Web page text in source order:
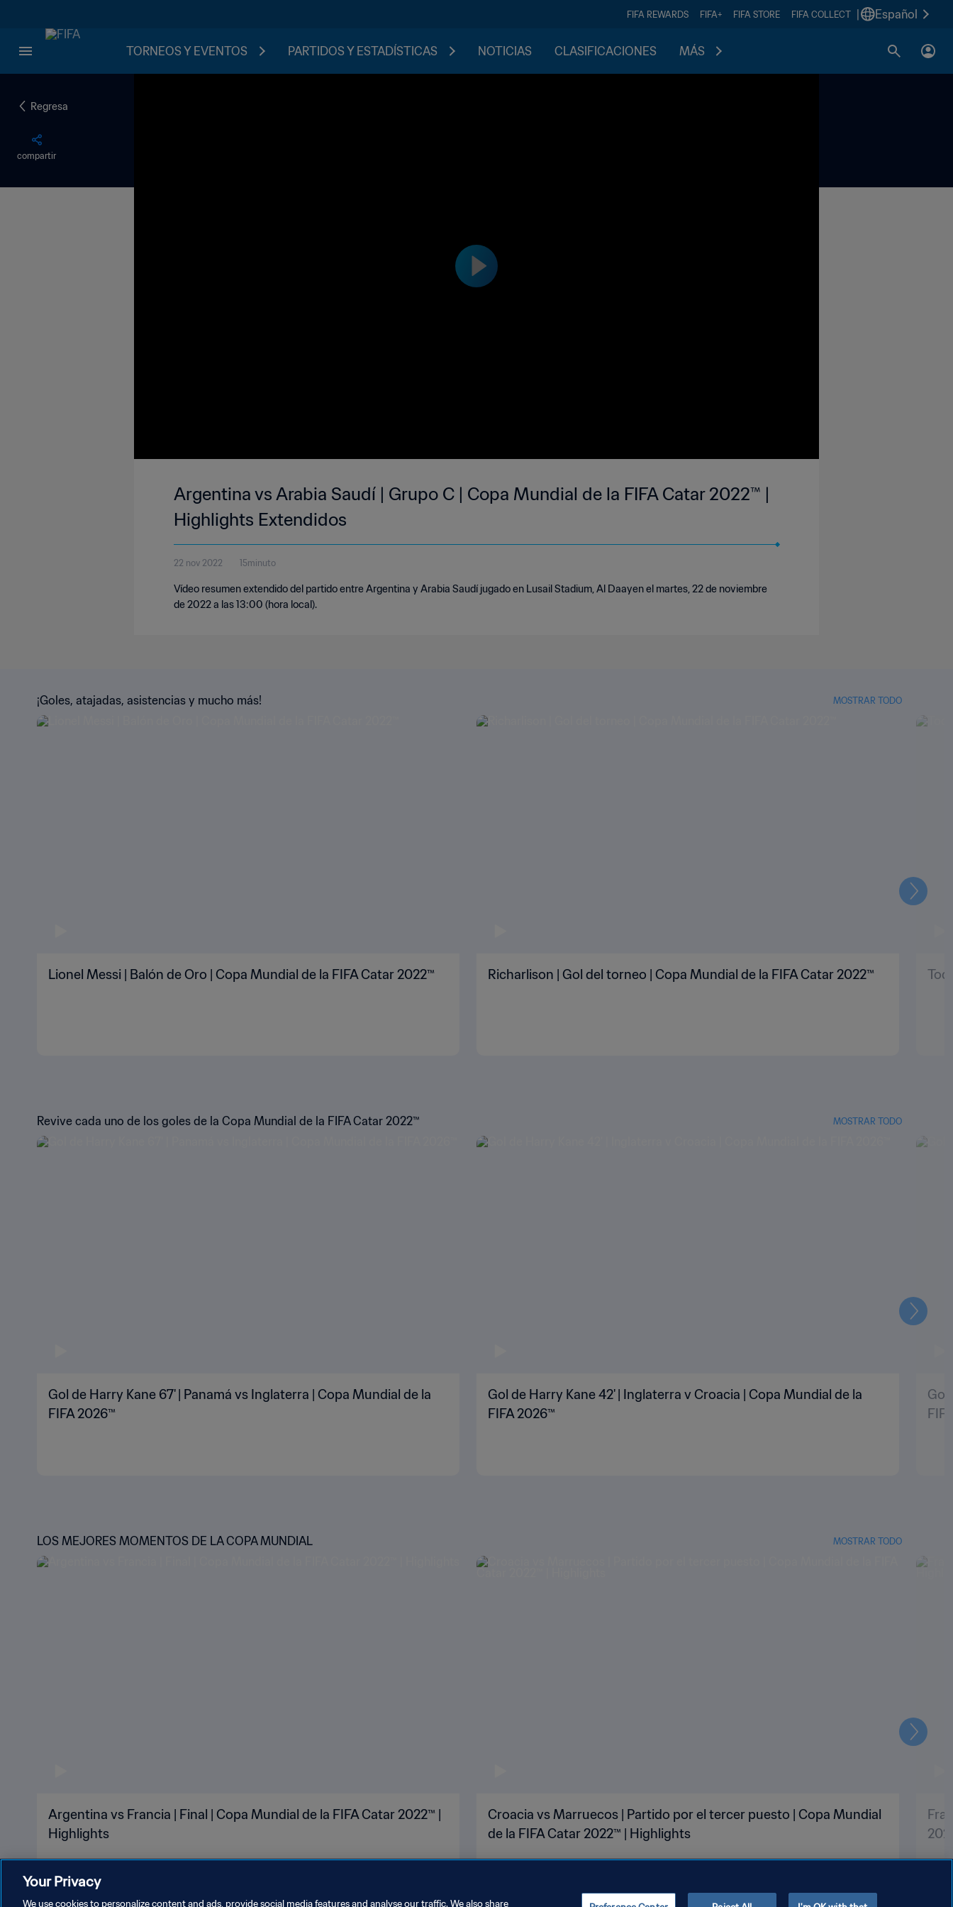
FIFA REWARDS FIFA+ FIFA STORE FIFA COLLECT Español
TORNEOS Y EVENTOS PARTIDOS Y ESTADÍSTICAS NOTICIAS CLASIFICACIONES MÁS
Regresa
compartir
Argentina vs Arabia Saudí | Grupo C | Copa Mundial de la FIFA Catar 2022™ |
Highlights Extendidos
22 nov 2022 15minuto
Vídeo resumen extendido del partido entre Argentina y Arabia Saudí jugado en Lusail Stadium, Al Daayen el martes, 22 de noviembre
de 2022 a las 13:00 (hora local).
¡Goles, atajadas, asistencias y mucho más! MOSTRAR TODO
Lionel Messi | Balón de Oro | Copa Mundial de la FIFA Catar 2022™ Richarlison | Gol del torneo | Copa Mundial de la FIFA Catar 2022™
Revive cada uno de los goles de la Copa Mundial de la FIFA Catar 2022™ MOSTRAR TODO
Gol de Harry Kane 67' | Panamá vs Inglaterra | Copa Mundial de la
FIFA 2026™
Gol de Harry Kane 42' | Inglaterra v Croacia | Copa Mundial de la
FIFA 2026™
Gol
LOS MEJORES MOMENTOS DE LA COPA MUNDIAL MOSTRAR TODO
Argentina vs Francia | Final | Copa Mundial de la FIFA Catar 2022™ |
Highlights
Croacia vs Marruecos | Partido por el tercer puesto | Copa Mundial
de la FIFA Catar 2022™ | Highlights
Your Privacy
We use cookies to personalize content and ads, provide social media features and analyse our traffic. We also share